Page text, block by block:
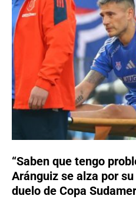
“Saben que tengo
Aránguiz se alza por
duelo de Copa